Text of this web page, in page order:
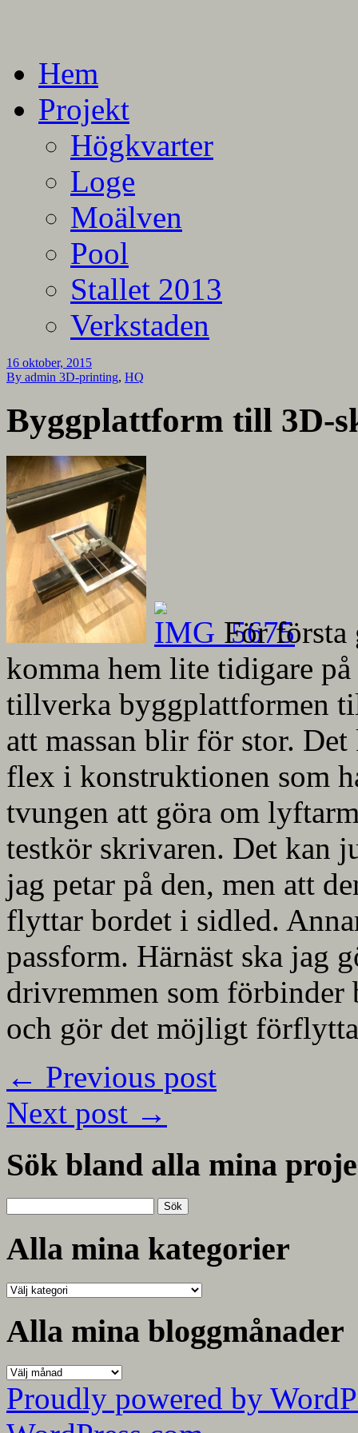
Hem
Projekt
Högkvarter
Loge
Moälven
Pool
Stallet 2013
Verkstaden
16 oktober, 2015
By admin 3D-printing, HQ
Byggplattform till 3D-
För första
komma hem lite tidigare på
tillverka byggplattformen
att massan blir för stor.
flex i konstruktionen som
tvungen att göra om
testkör skrivaren. Det kan
jag petar på den, men att
flyttar bordet i sidled.
passform. Härnäst ska jag
drivremmen som
och gör det möjligt
← Previous post
Next post →
Sök bland alla mina
efter:
Alla mina kategorier
Alla
kategorier
Alla mina bloggmånader
Alla
mina
bloggmånader
Proudly powered by